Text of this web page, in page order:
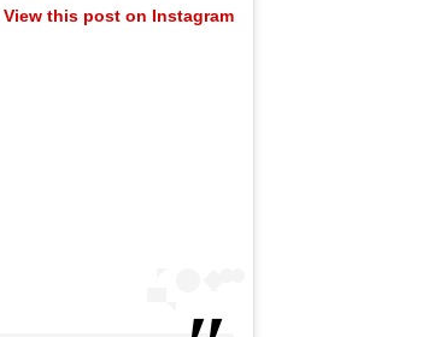
View this post on Instagram